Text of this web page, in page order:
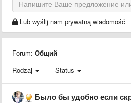
Lub wyślij nam prywatną wiadomość
Forum: Общий
Rodzaj
Status
Было бы удобно если скриншоты сохраненные в буфер обмена (Ctrl+C) сразу вставлялись в Skype